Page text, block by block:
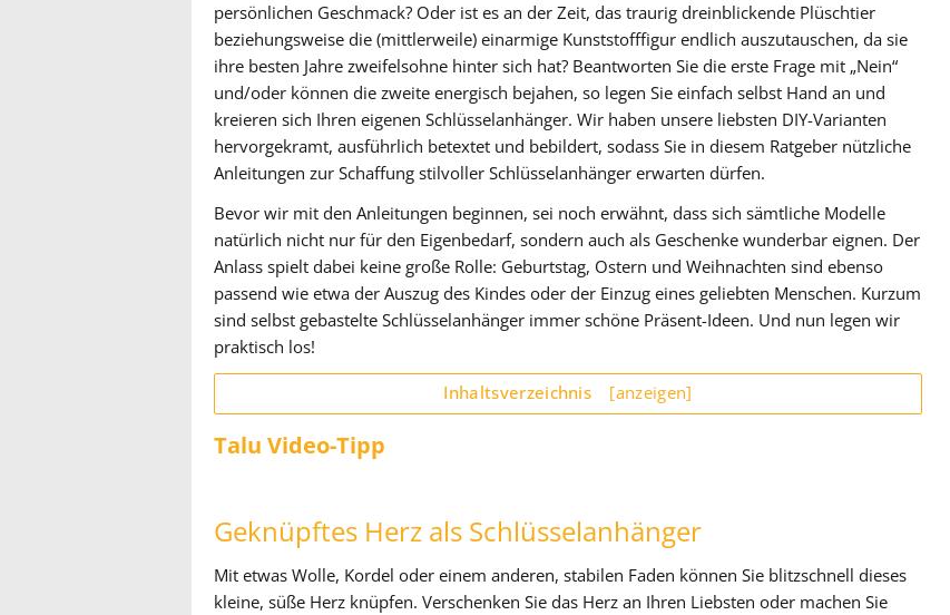
persönlichen Geschmack? Oder ist es an der Zeit, das traurig dreinblickende Plüschtier
beziehungsweise die (mittlerweile) einarmige Kunststofffigur endlich auszutauschen, da sie
ihre besten Jahre zweifelsohne hinter sich hat? Beantworten Sie die erste Frage mit „Nein“
und/oder können die zweite energisch bejahen, so legen Sie einfach selbst Hand an und
kreieren sich Ihren eigenen Schlüsselanhänger. Wir haben unsere liebsten DIY-Varianten
hervorgekramt, ausführlich betextet und bebildert, sodass Sie in diesem Ratgeber nützliche
Anleitungen zur Schaffung stilvoller Schlüsselanhänger erwarten dürfen.
Bevor wir mit den Anleitungen beginnen, sei noch erwähnt, dass sich sämtliche Modelle
natürlich nicht nur für den Eigenbedarf, sondern auch als Geschenke wunderbar eignen. Der
Anlass spielt dabei keine große Rolle: Geburtstag, Ostern und Weihnachten sind ebenso
passend wie etwa der Auszug des Kindes oder der Einzug eines geliebten Menschen. Kurzum
sind selbst gebastelte Schlüsselanhänger immer schöne Präsent-Ideen. Und nun legen wir
praktisch los!
Inhaltsverzeichnis [anzeigen]
Talu Video-Tipp
Geknüpftes Herz als Schlüsselanhänger
Mit etwas Wolle, Kordel oder einem anderen, stabilen Faden können Sie blitzschnell dieses
kleine, süße Herz knüpfen. Verschenken Sie das Herz an Ihren Liebsten oder machen Sie